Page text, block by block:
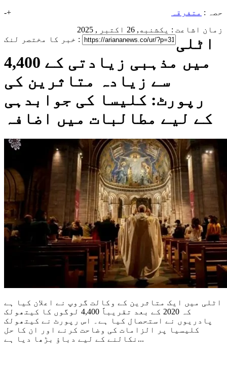
حصہ : متفرقہ -+
زمان اشاعت : یکشنبه, 26 اکتبر , 2025
خبر کا مختصر لنک :
اٹلی
میں مذہبی زیادتی کے 4,400
سے زیادہ متاثرین کی
رپورٹ: کلیسا کی جوابدہی
کے لیے مطالبات میں اضافہ
اٹلی میں ایک متاثرین کے وکالت گروپ نے اعلان کیا ہے
کہ 2020 کے بعد تقریباً 4,400 لوگوں کا کیتھولک
پادریوں نے استحصال کیا ہے۔ اس رپورٹ نے کیتھولک
کلیسیا پر الزامات کی وضاحت کرنے اور ان کا حل
نکالنے کے لیے دباؤ بڑھا دیا ہے...